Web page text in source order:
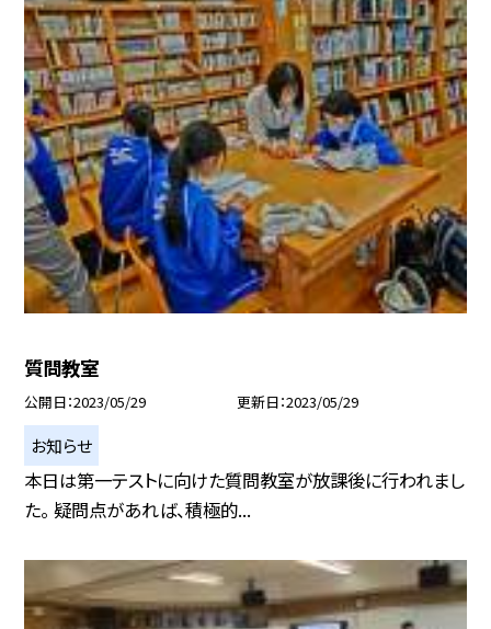
質問教室
公開日 2023/05/29 更新日 2023/05/29
お知らせ
本日は第一テストに向けた質問教室が放課後に行われまし
た。 疑問点があれば、積極的...